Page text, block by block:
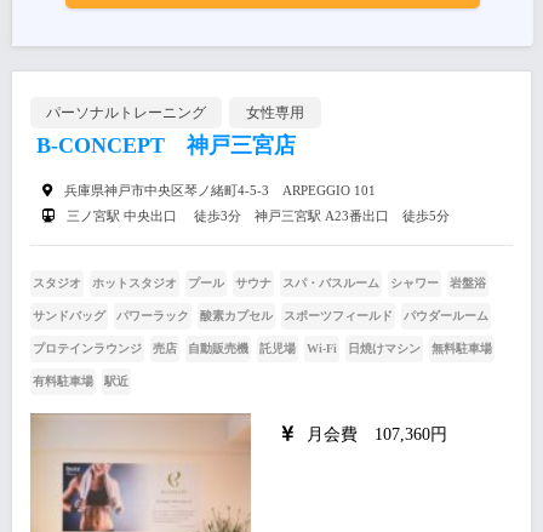
パーソナルトレーニング 女性専用
B-CONCEPT 神戸三宮店
兵庫県神戸市中央区琴ノ緒町4-5-3 ARPEGGIO 101
三ノ宮駅 中央出口 徒歩3分 神戸三宮駅 A23番出口 徒歩5分
スタジオ ホットスタジオ プール サウナ スパ・バスルーム シャワー 岩盤浴
サンドバッグ パワーラック 酸素カプセル スポーツフィールド パウダールーム
プロテインラウンジ 売店 自動販売機 託児場 Wi-Fi 日焼けマシン 無料駐車場
有料駐車場 駅近
月会費 107,360円